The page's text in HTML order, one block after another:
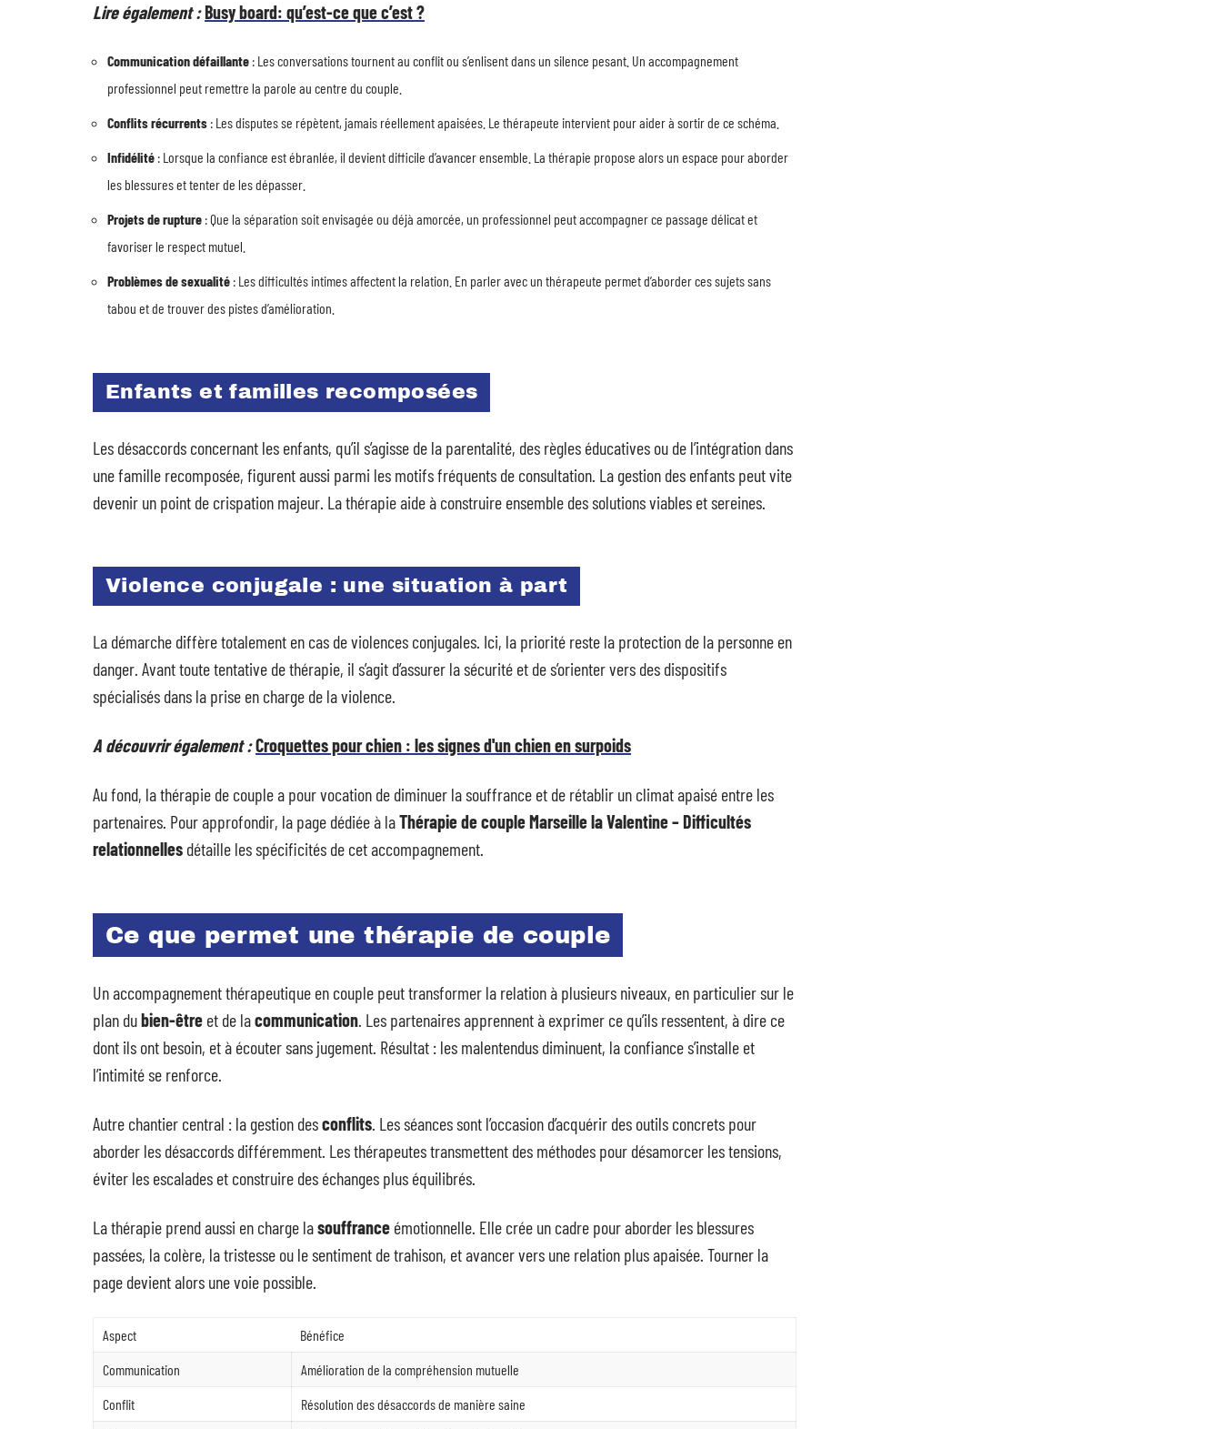
Lire également :Busy board: qu’est-ce que c’est ?
Communication défaillante : Les conversations tournent au conflit ou s’enlisent dans un silence pesant. Un accompagnement
professionnel peut remettre la parole au centre du couple.
Conflits récurrents : Les disputes se répètent, jamais réellement apaisées. Le thérapeute intervient pour aider à sortir de ce schéma.
Infidélité : Lorsque la confiance est ébranlée, il devient difficile d’avancer ensemble. La thérapie propose alors un espace pour aborder
les blessures et tenter de les dépasser.
Projets de rupture : Que la séparation soit envisagée ou déjà amorcée, un professionnel peut accompagner ce passage délicat et
favoriser le respect mutuel.
Problèmes de sexualité : Les difficultés intimes affectent la relation. En parler avec un thérapeute permet d’aborder ces sujets sans
tabou et de trouver des pistes d’amélioration.
Enfants et familles recomposées
Les désaccords concernant les enfants, qu’il s’agisse de la parentalité, des règles éducatives ou de l’intégration dans
une famille recomposée, figurent aussi parmi les motifs fréquents de consultation. La gestion des enfants peut vite
devenir un point de crispation majeur. La thérapie aide à construire ensemble des solutions viables et sereines.
Violence conjugale : une situation à part
La démarche diffère totalement en cas de violences conjugales. Ici, la priorité reste la protection de la personne en
danger. Avant toute tentative de thérapie, il s’agit d’assurer la sécurité et de s’orienter vers des dispositifs
spécialisés dans la prise en charge de la violence.
A découvrir également :Croquettes pour chien : les signes d'un chien en surpoids
Au fond, la thérapie de couple a pour vocation de diminuer la souffrance et de rétablir un climat apaisé entre les
partenaires. Pour approfondir, la page dédiée à laThérapie de couple Marseille la Valentine – Difficultés
relationnelles détaille les spécificités de cet accompagnement.
Ce que permet une thérapie de couple
Un accompagnement thérapeutique en couple peut transformer la relation à plusieurs niveaux, en particulier sur le
plan dubien-être et de lacommunication. Les partenaires apprennent à exprimer ce qu’ils ressentent, à dire ce
dont ils ont besoin, et à écouter sans jugement. Résultat : les malentendus diminuent, la confiance s’installe et
l’intimité se renforce.
Autre chantier central : la gestion desconflits. Les séances sont l’occasion d’acquérir des outils concrets pour
aborder les désaccords différemment. Les thérapeutes transmettent des méthodes pour désamorcer les tensions,
éviter les escalades et construire des échanges plus équilibrés.
La thérapie prend aussi en charge lasouffrance émotionnelle. Elle crée un cadre pour aborder les blessures
passées, la colère, la tristesse ou le sentiment de trahison, et avancer vers une relation plus apaisée. Tourner la
page devient alors une voie possible.
Aspect
Bénéfice
Communication
Amélioration de la compréhension mutuelle
Conflit
Résolution des désaccords de manière saine